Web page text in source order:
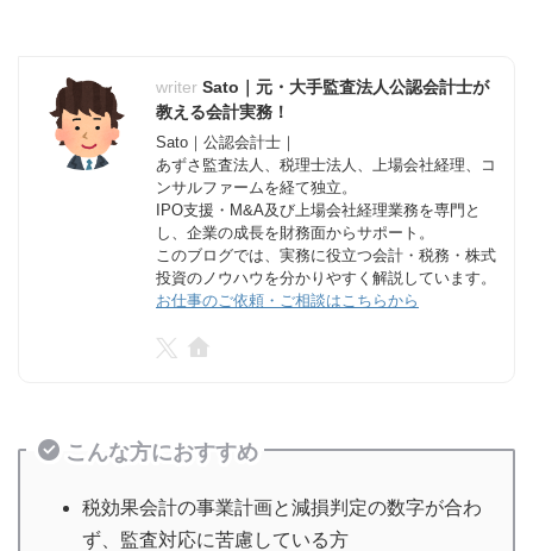
Sato｜元・大手監査法人公認会計士が
教える会計実務！
Sato｜公認会計士｜
あずさ監査法人、税理士法人、上場会社経理、コ
ンサルファームを経て独立。
IPO支援・M&A及び上場会社経理業務を専門と
し、企業の成長を財務面からサポート。
このブログでは、実務に役立つ会計・税務・株式
投資のノウハウを分かりやすく解説しています。
お仕事のご依頼・ご相談はこちらから
こんな方におすすめ
税効果会計の事業計画と減損判定の数字が合わ
ず、監査対応に苦慮している方